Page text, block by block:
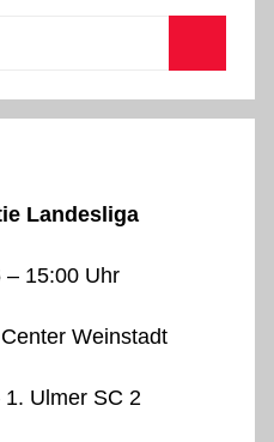
Landesliga
– 15:00 Uhr
Weinstadt
Ulmer SC 2